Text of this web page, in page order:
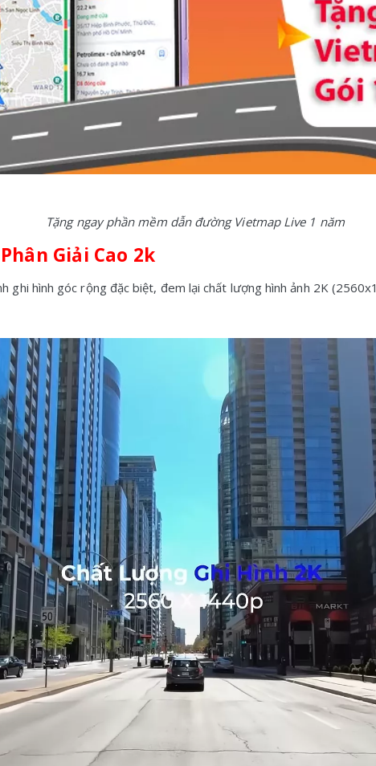
Tặng ngay phần mềm dẫn đường Vietmap Live 1 năm
Giải Cao 2k
ghi hình góc rộng đặc biệt, đem lại chất lượng hình ảnh 2K